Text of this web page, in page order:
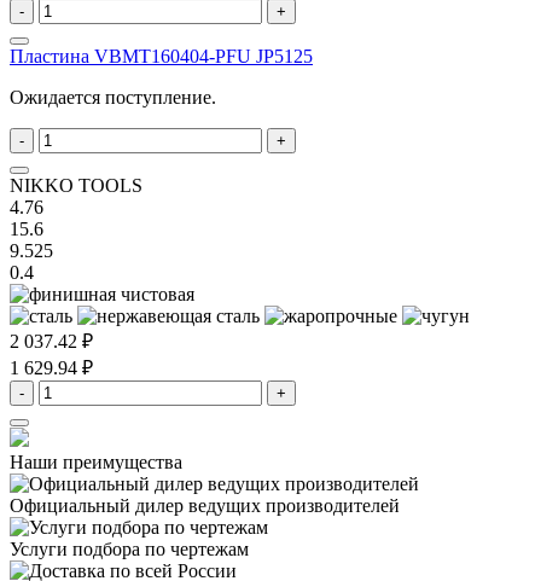
- +
Пластина VBMT160404-PFU JP5125
Ожидается поступление.
- +
NIKKO TOOLS
4.76
15.6
9.525
0.4
2 037.42 ₽
1 629.94 ₽
- +
Наши преимущества
Официальный дилер ведущих производителей
Услуги подбора по чертежам